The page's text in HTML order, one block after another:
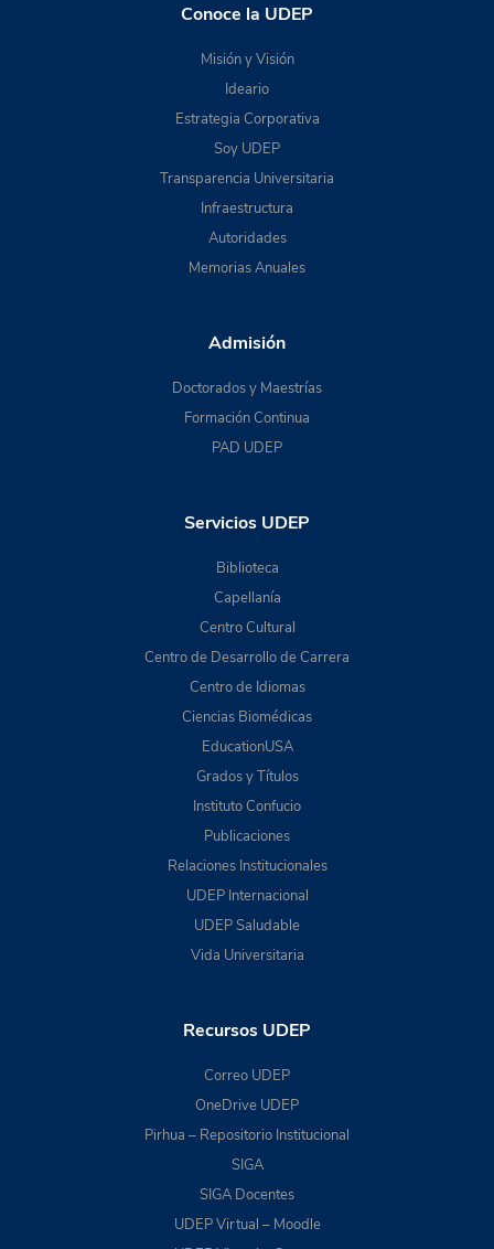
Conoce la UDEP
Misión y Visión
Ideario
Estrategia Corporativa
Soy UDEP
Transparencia Universitaria
Infraestructura
Autoridades
Memorias Anuales
Admisión
Doctorados y Maestrías
Formación Continua
PAD UDEP
Servicios UDEP
Biblioteca
Capellanía
Centro Cultural
Centro de Desarrollo de Carrera
Centro de Idiomas
Ciencias Biomédicas
EducationUSA
Grados y Títulos
Instituto Confucio
Publicaciones
Relaciones Institucionales
UDEP Internacional
UDEP Saludable
Vida Universitaria
Recursos UDEP
Correo UDEP
OneDrive UDEP
Pirhua – Repositorio Institucional
SIGA
SIGA Docentes
UDEP Virtual – Moodle